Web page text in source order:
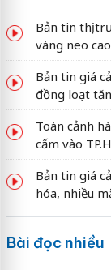
Bản tin thị
vàng neo
Bản tin giá
đồng loạt
Toàn cảnh
cấm vào
Bản tin giá
hóa, nhiều
Bài đọc nhiều